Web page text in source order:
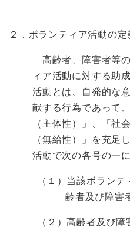
２．ボランティア活動の定
高齢者、障害者等
ィア活動に対する助
活動とは、自発的な
献する行為であって
（主体性）」、「社
（無給性）」を充足
活動で次の各号の一
（１）当該ボラン
齢者及び障害
（２）高齢者及び